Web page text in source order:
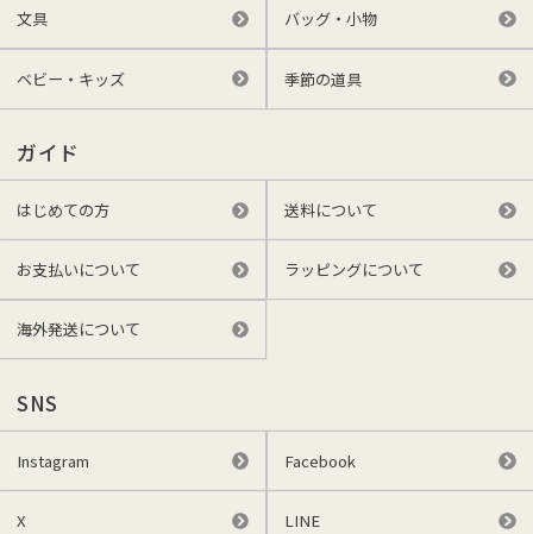
文具 バッグ・小物
ベビー・キッズ 季節の道具
ガイド
はじめての方 送料について
お支払いについて ラッピングについて
海外発送について
SNS
Instagram Facebook
X LINE